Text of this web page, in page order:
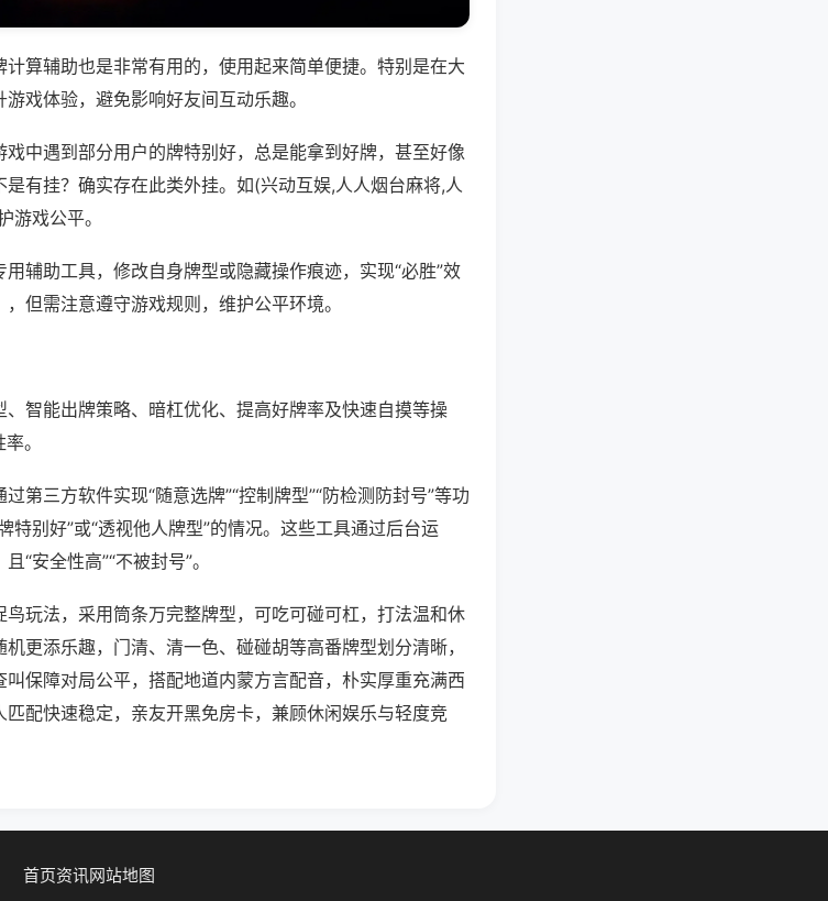
算辅助也是非常有用的，使用起来简单便捷。特别是在大
戏体验，避免影响好友间互动乐趣。
中遇到部分用户的牌特别好，总是能拿到好牌，甚至好像
有挂？确实存在此类外挂。如(兴动互娱,人人烟台麻将,人
游戏公平。
辅助工具，修改自身牌型或隐藏操作痕迹，实现“必胜”效
但需注意遵守游戏规则，维护公平环境。
智能出牌策略、暗杠优化、提高好牌率及快速自摸等操
。
第三方软件实现“随意选牌”“控制牌型”“防检测防封号”等功
特别好”或“透视他人牌型”的情况。这些工具通过后台运
“安全性高”“不被封号”。
玩法，采用筒条万完整牌型，可吃可碰可杠，打法温和休
更添乐趣，门清、清一色、碰碰胡等高番牌型划分清晰，
保障对局公平，搭配地道内蒙方言配音，朴实厚重充满西
配快速稳定，亲友开黑免房卡，兼顾休闲娱乐与轻度竞
首页资讯网站地图